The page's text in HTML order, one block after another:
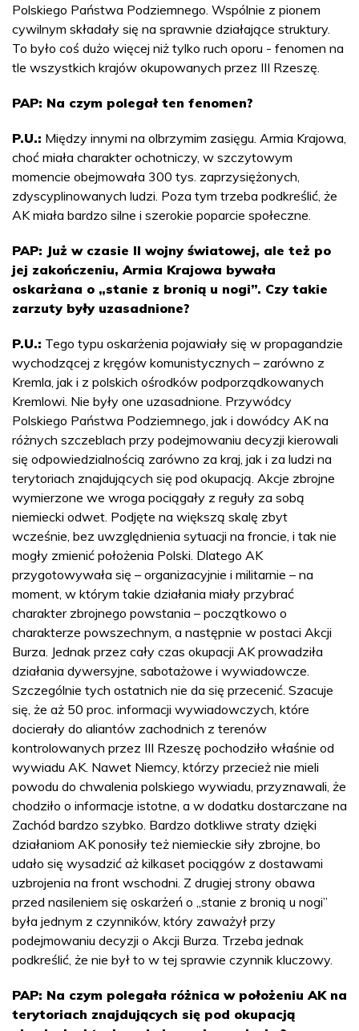
Polskiego Państwa Podziemnego. Wspólnie z pionem
cywilnym składały się na sprawnie działające struktury.
To było coś dużo więcej niż tylko ruch oporu - fenomen na
tle wszystkich krajów okupowanych przez III Rzeszę.
PAP: Na czym polegał ten fenomen?
P.U.: Między innymi na olbrzymim zasięgu. Armia Krajowa,
choć miała charakter ochotniczy, w szczytowym
momencie obejmowała 300 tys. zaprzysiężonych,
zdyscyplinowanych ludzi. Poza tym trzeba podkreślić, że
AK miała bardzo silne i szerokie poparcie społeczne.
PAP: Już w czasie II wojny światowej, ale też po
jej zakończeniu, Armia Krajowa bywała
oskarżana o „stanie z bronią u nogi”. Czy takie
zarzuty były uzasadnione?
P.U.: Tego typu oskarżenia pojawiały się w propagandzie
wychodzącej z kręgów komunistycznych – zarówno z
Kremla, jak i z polskich ośrodków podporządkowanych
Kremlowi. Nie były one uzasadnione. Przywódcy
Polskiego Państwa Podziemnego, jak i dowódcy AK na
różnych szczeblach przy podejmowaniu decyzji kierowali
się odpowiedzialnością zarówno za kraj, jak i za ludzi na
terytoriach znajdujących się pod okupacją. Akcje zbrojne
wymierzone we wroga pociągały z reguły za sobą
niemiecki odwet. Podjęte na większą skalę zbyt
wcześnie, bez uwzględnienia sytuacji na froncie, i tak nie
mogły zmienić położenia Polski. Dlatego AK
przygotowywała się – organizacyjnie i militarnie – na
moment, w którym takie działania miały przybrać
charakter zbrojnego powstania – początkowo o
charakterze powszechnym, a następnie w postaci Akcji
Burza. Jednak przez cały czas okupacji AK prowadziła
działania dywersyjne, sabotażowe i wywiadowcze.
Szczególnie tych ostatnich nie da się przecenić. Szacuje
się, że aż 50 proc. informacji wywiadowczych, które
docierały do aliantów zachodnich z terenów
kontrolowanych przez III Rzeszę pochodziło właśnie od
wywiadu AK. Nawet Niemcy, którzy przecież nie mieli
powodu do chwalenia polskiego wywiadu, przyznawali, że
chodziło o informacje istotne, a w dodatku dostarczane na
Zachód bardzo szybko. Bardzo dotkliwe straty dzięki
działaniom AK ponosiły też niemieckie siły zbrojne, bo
udało się wysadzić aż kilkaset pociągów z dostawami
uzbrojenia na front wschodni. Z drugiej strony obawa
przed nasileniem się oskarżeń o „stanie z bronią u nogi”
była jednym z czynników, który zaważył przy
podejmowaniu decyzji o Akcji Burza. Trzeba jednak
podkreślić, że nie był to w tej sprawie czynnik kluczowy.
PAP: Na czym polegała różnica w położeniu AK na
terytoriach znajdujących się pod okupacją